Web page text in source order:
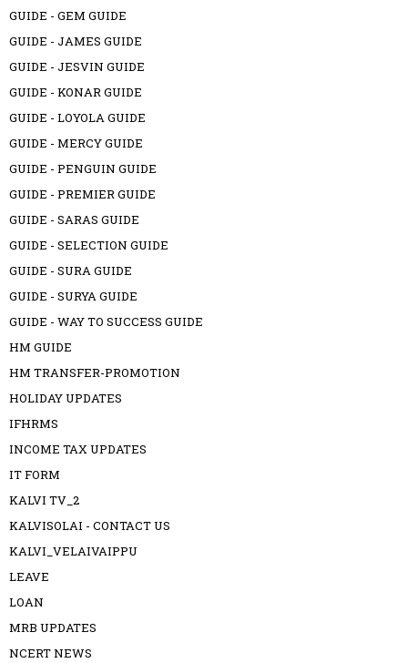
GUIDE - GEM GUIDE
GUIDE - JAMES GUIDE
GUIDE - JESVIN GUIDE
GUIDE - KONAR GUIDE
GUIDE - LOYOLA GUIDE
GUIDE - MERCY GUIDE
GUIDE - PENGUIN GUIDE
GUIDE - PREMIER GUIDE
GUIDE - SARAS GUIDE
GUIDE - SELECTION GUIDE
GUIDE - SURA GUIDE
GUIDE - SURYA GUIDE
GUIDE - WAY TO SUCCESS GUIDE
HM GUIDE
HM TRANSFER-PROMOTION
HOLIDAY UPDATES
IFHRMS
INCOME TAX UPDATES
IT FORM
KALVI TV_2
KALVISOLAI - CONTACT US
KALVI_VELAIVAIPPU
LEAVE
LOAN
MRB UPDATES
NCERT NEWS